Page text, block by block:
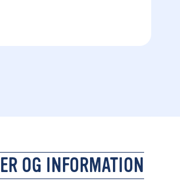
OG INFORMATION